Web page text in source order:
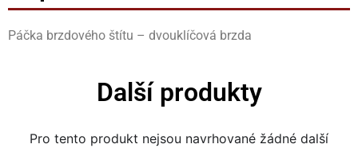
Páčka brzdového štítu – dvouklíčová brzda
Další produkty
Pro tento produkt nejsou navrhované žádné další